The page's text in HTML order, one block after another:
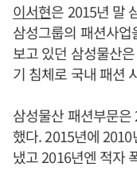
이서현은 2015년 말
삼성그룹의 패션사
보고 있던 삼성물산
기 침체로 국내 패션
삼성물산 패션부문
했다. 2015년에
냈고 2016년엔 적자